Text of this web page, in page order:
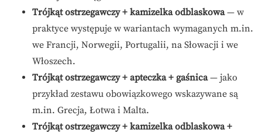
Trójkąt ostrzegawczy + kamizelka odblaskowa— w
praktyce występuje w wariantach wymaganych m.in.
we Francji, Norwegii, Portugalii, na Słowacji i we
Włoszech.
Trójkąt ostrzegawczy + apteczka + gaśnica— jako
przykład zestawu obowiązkowego wskazywane są
m.in. Grecja, Łotwa i Malta.
Trójkąt ostrzegawczy + kamizelka odblaskowa +